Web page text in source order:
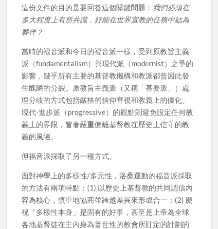
這份文件的目的是要回答這個關鍵問題： 我們必須在
多大程度上有所共識，好能在世界宣教的任務中結為
夥伴？
當時的福音派和今日的福音派一樣，受到原教旨主義
派（fundamentalism）與現代派（modernist）之爭的
影響，幾乎所有主要的基督教機構和教派都曾因此發
生醜陋的分裂。原教旨主義派（又稱「基要派」）處
理分歧的方式包括嚴格的信仰審視和教義上的僵化。
現代-進步派（progressive）的觀點則避免設定任何教
義上的界限，冒著嚴重偏離基督教在歷史上信守的教
義的風險。
但福音派採取了另一種方式。
面對神學上的多樣性/多元性，洛桑運動的福音派採取
的方法有兩項特點：(1) 以歷史上基督教的共同認信內
容為核心，慎重地協商並跨越差異來形成合一；(2) 慶
祝「多樣性本身」是固有的好事，甚至是上帝為全球
各地基督徒在主內身為普世性的教會所訂定的計劃的